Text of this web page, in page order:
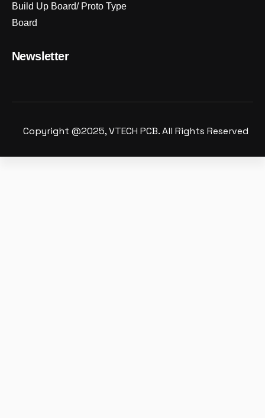
Build Up Board/ Proto Type
Board
Newsletter
Copyright @2025, VTECH PCB. All Rights Reserved